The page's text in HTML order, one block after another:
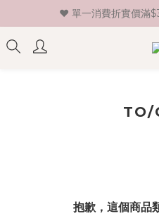
♥ 新會員登記即
♥ 單一消費折實價滿
♥ 新會員登記即
TO/
抱歉，這個商品